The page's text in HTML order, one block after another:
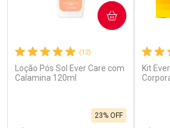
(12)
Loção Pós Sol Ever Care com
Calamina 120ml
23% OFF
COMPRAR
Kit